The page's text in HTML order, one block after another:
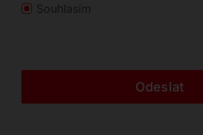
Souhlasím
Odeslat